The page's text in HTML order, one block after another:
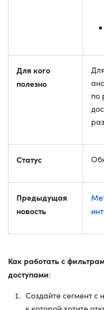
Для кого
полезно
по
Статус
Предыдущая
новость
Как работать с
доступами:
Создайте сегмент